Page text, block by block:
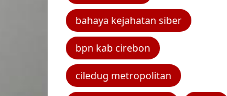
bahaya kejahatan siber
bpn kab cirebon
ciledug metropolitan